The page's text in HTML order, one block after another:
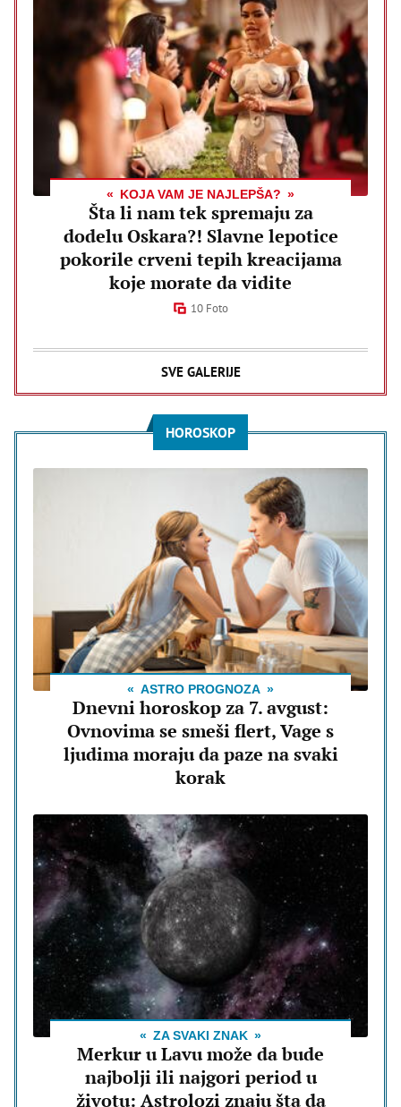
KOJA VAM JE NAJLEPŠA?
Šta li nam tek spremaju za
dodelu Oskara?! Slavne lepotice
pokorile crveni tepih kreacijama
koje morate da vidite
10 Foto
SVE GALERIJE
HOROSKOP
ASTRO PROGNOZA
Dnevni horoskop za 7. avgust:
Ovnovima se smeši flert, Vage s
ljudima moraju da paze na svaki
korak
ZA SVAKI ZNAK
Merkur u Lavu može da bude
najbolji ili najgori period u
životu: Astrolozi znaju šta da